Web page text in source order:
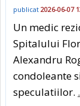
publicat 2026-06-07
Un medic
Spitalului
Alexandru
condoleante
speculatiilor.